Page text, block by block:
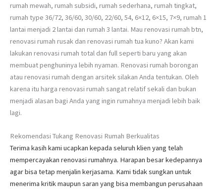
rumah mewah, rumah subsidi, rumah sederhana, rumah tingkat,
rumah type 36/72, 36/60, 30/60, 22/60, 54, 6×12, 6×15, 7×9, rumah 1
lantai menjadi 2 lantai dan rumah 3 lantai. Mau renovasi rumah btn,
renovasi rumah rusak dan renovasi rumah tua kuno? Akan kami
lakukan renovasi rumah total dan full seperti baru yang akan
membuat penghuninya lebih nyaman. Renovasi rumah borongan
atau renovasi rumah dengan arsitek silakan Anda tentukan. Oleh
karena itu harga renovasi rumah sangat relatif sekali dan bukan
menjadi alasan bagi Anda yang ingin rumahnya menjadi lebih baik
lagi.
Rekomendasi Tukang Renovasi Rumah Berkualitas
Terima kasih kami ucapkan kepada seluruh klien yang telah
mempercayakan renovasi rumahnya. Harapan besar kedepannya
agar bisa tetap menjalin kerjasama. Kami tidak sungkan untuk
menerima kritik maupun saran yang bisa membangun perusahaan